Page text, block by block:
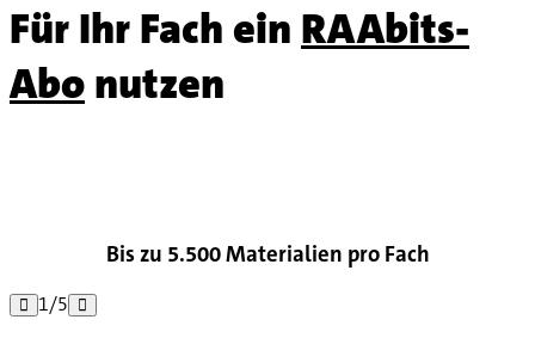
Für Ihr Fach ein RAAbits-
Abonutzen
Bis zu 5.500 Materialien pro Fach
 1/5 